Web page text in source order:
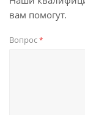
вам помогут.
Вопрос*